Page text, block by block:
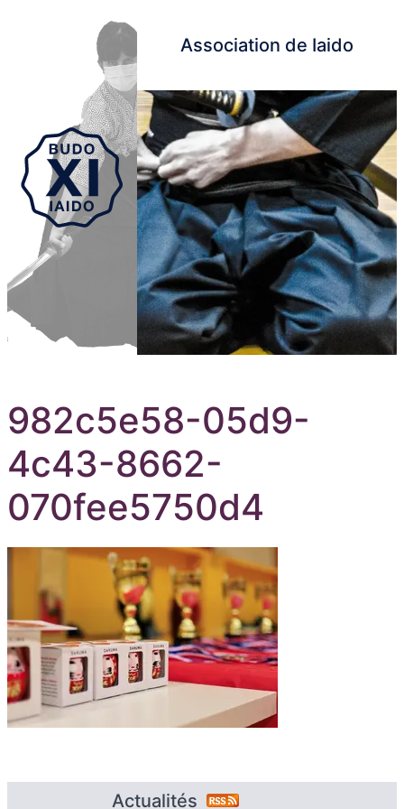
Association de Iaido
982c5e58-05d9-
4c43-8662-
070fee5750d4
Actualités